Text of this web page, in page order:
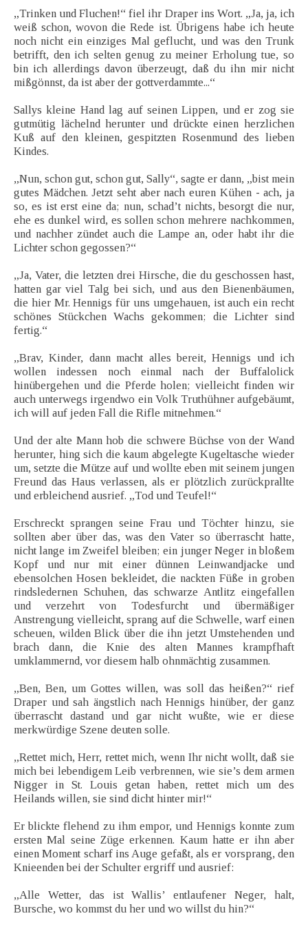
„Trinken und Fluchen!“ fiel ihr Draper ins Wort. „Ja, ja, ich
weiß schon, wovon die Rede ist. Übrigens habe ich heute
noch nicht ein einziges Mal geflucht, und was den Trunk
betrifft, den ich selten genug zu meiner Erholung tue, so
bin ich allerdings davon überzeugt, daß du ihn mir nicht
mißgönnst, da ist aber der gottverdammte...“
Sallys kleine Hand lag auf seinen Lippen, und er zog sie
gutmütig lächelnd herunter und drückte einen herzlichen
Kuß auf den kleinen, gespitzten Rosenmund des lieben
Kindes.
„Nun, schon gut, schon gut, Sally“, sagte er dann, „bist mein
gutes Mädchen. Jetzt seht aber nach euren Kühen - ach, ja
so, es ist erst eine da; nun, schad’t nichts, besorgt die nur,
ehe es dunkel wird, es sollen schon mehrere nachkommen,
und nachher zündet auch die Lampe an, oder habt ihr die
Lichter schon gegossen?“
„Ja, Vater, die letzten drei Hirsche, die du geschossen hast,
hatten gar viel Talg bei sich, und aus den Bienenbäumen,
die hier Mr. Hennigs für uns umgehauen, ist auch ein recht
schönes Stückchen Wachs gekommen; die Lichter sind
fertig.“
„Brav, Kinder, dann macht alles bereit, Hennigs und ich
wollen indessen noch einmal nach der Buffalolick
hinübergehen und die Pferde holen; vielleicht finden wir
auch unterwegs irgendwo ein Volk Truthühner aufgebäumt,
ich will auf jeden Fall die Rifle mitnehmen.“
Und der alte Mann hob die schwere Büchse von der Wand
herunter, hing sich die kaum abgelegte Kugeltasche wieder
um, setzte die Mütze auf und wollte eben mit seinem jungen
Freund das Haus verlassen, als er plötzlich zurückprallte
und erbleichend ausrief. „Tod und Teufel!“
Erschreckt sprangen seine Frau und Töchter hinzu, sie
sollten aber über das, was den Vater so überrascht hatte,
nicht lange im Zweifel bleiben; ein junger Neger in bloßem
Kopf und nur mit einer dünnen Leinwandjacke und
ebensolchen Hosen bekleidet, die nackten Füße in groben
rindsledernen Schuhen, das schwarze Antlitz eingefallen
und verzehrt von Todesfurcht und übermäßiger
Anstrengung vielleicht, sprang auf die Schwelle, warf einen
scheuen, wilden Blick über die ihn jetzt Umstehenden und
brach dann, die Knie des alten Mannes krampfhaft
umklammernd, vor diesem halb ohnmächtig zusammen.
„Ben, Ben, um Gottes willen, was soll das heißen?“ rief
Draper und sah ängstlich nach Hennigs hinüber, der ganz
überrascht dastand und gar nicht wußte, wie er diese
merkwürdige Szene deuten solle.
„Rettet mich, Herr, rettet mich, wenn Ihr nicht wollt, daß sie
mich bei lebendigem Leib verbrennen, wie sie’s dem armen
Nigger in St. Louis getan haben, rettet mich um des
Heilands willen, sie sind dicht hinter mir!“
Er blickte flehend zu ihm empor, und Hennigs konnte zum
ersten Mal seine Züge erkennen. Kaum hatte er ihn aber
einen Moment scharf ins Auge gefaßt, als er vorsprang, den
Knieenden bei der Schulter ergriff und ausrief:
„Alle Wetter, das ist Wallis’ entlaufener Neger, halt,
Bursche, wo kommst du her und wo willst du hin?“